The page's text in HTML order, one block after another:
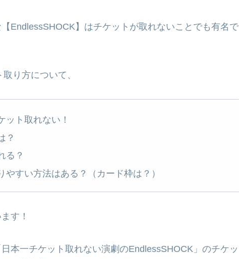
EndlessSHOCK】はチケットが取れないことでも有名で
り方について、
ット取れない！
？
る？
すい方法はある？（カード枠は？）
す！
本一チケット取れない演劇のEndlessSHOCK」のチケッ